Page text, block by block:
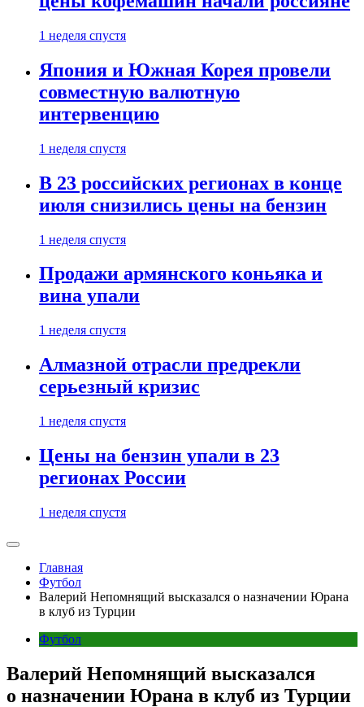
1 неделя спустя
Япония и Южная Корея провели
совместную валютную
интервенцию
1 неделя спустя
В 23 российских регионах в конце
июля снизились цены на бензин
1 неделя спустя
Продажи армянского коньяка и
вина упали
1 неделя спустя
Алмазной отрасли предрекли
серьезный кризис
1 неделя спустя
Цены на бензин упали в 23
регионах России
1 неделя спустя
Главная
Футбол
Валерий Непомнящий высказался о назначении Юрана
в клуб из Турции
Футбол
Валерий Непомнящий высказался
о назначении Юрана в клуб из Турции